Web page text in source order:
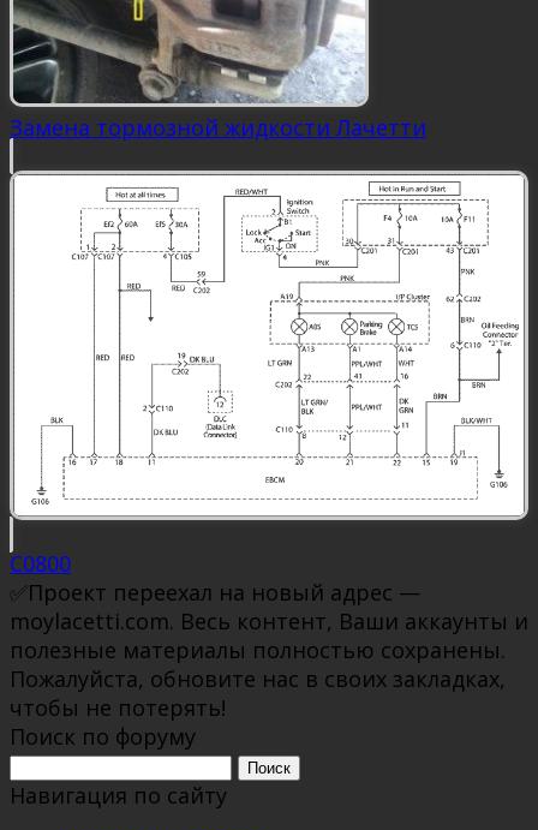
Замена тормозной жидкости Лачетти
C0800
✅Проект переехал на новый адрес —
moylacetti.com. Весь контент, Ваши аккаунты и
полезные материалы полностью сохранены.
Пожалуйста, обновите нас в своих закладках,
чтобы не потерять!
Поиск по форуму
Поиск:
Навигация по сайту